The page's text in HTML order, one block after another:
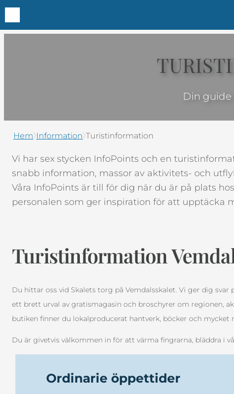
Din guide
Hem Information Turistinformation
Vi har sex stycken InfoPoints och en
snabb information, massor av aktivitets- och
Våra InfoPoints är till för dig när du är på plats
personalen som ger inspiration för att upptäcka
Turistinformation
Du hittar oss vid Skalets torg på Vemdalsskalet. Vi ger dig
ett brett urval av gratismagasin och broschyrer om regionen,
butiken finner du lokalproducerat hantverk, böcker och mycket
Du är givetvis välkommen in för att värma fingrarna, bläddra i
Ordinarie öppettider